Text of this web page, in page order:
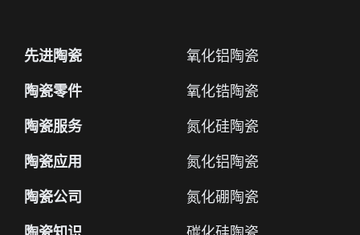
先进陶瓷
陶瓷零件
陶瓷服务
陶瓷应用
陶瓷公司
氧化铝陶瓷
氧化锆陶瓷
氮化硅陶瓷
氮化铝陶瓷
氮化硼陶瓷